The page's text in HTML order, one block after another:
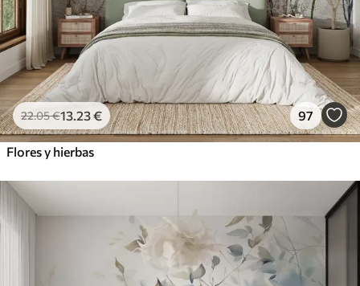
22.05€13.23€ 97
Flores y hierbas